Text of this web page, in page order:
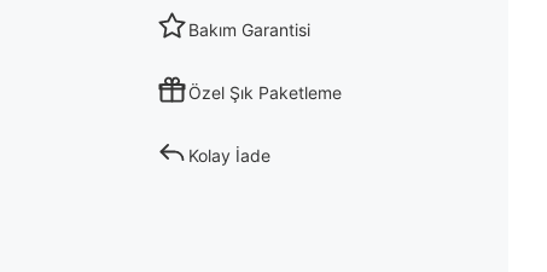
Bakım Garantisi
Özel Şık Paketleme
Kolay İade